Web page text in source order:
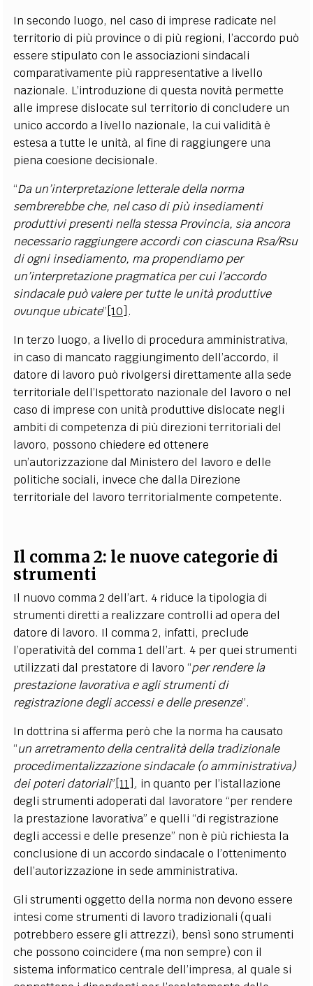
In secondo luogo, nel caso di imprese radicate nel
territorio di più province o di più regioni, l’accordo può
essere stipulato con le associazioni sindacali
comparativamente più rappresentative a livello
nazionale. L’introduzione di questa novità permette
alle imprese dislocate sul territorio di concludere un
unico accordo a livello nazionale, la cui validità è
estesa a tutte le unità, al fine di raggiungere una
piena coesione decisionale.
“Da un’interpretazione letterale della norma
sembrerebbe che, nel caso di più insediamenti
produttivi presenti nella stessa Provincia, sia ancora
necessario raggiungere accordi con ciascuna Rsa/Rsu
di ogni insediamento, ma propendiamo per
un’interpretazione pragmatica per cui l’accordo
sindacale può valere per tutte le unità produttive
ovunque ubicate”[10] .
In terzo luogo, a livello di procedura amministrativa,
in caso di mancato raggiungimento dell’accordo, il
datore di lavoro può rivolgersi direttamente alla sede
territoriale dell’Ispettorato nazionale del lavoro o nel
caso di imprese con unità produttive dislocate negli
ambiti di competenza di più direzioni territoriali del
lavoro, possono chiedere ed ottenere
un’autorizzazione dal Ministero del lavoro e delle
politiche sociali, invece che dalla Direzione
territoriale del lavoro territorialmente competente.
Il comma 2: le nuove categorie di
strumenti
Il nuovo comma 2 dell’art. 4 riduce la tipologia di
strumenti diretti a realizzare controlli ad opera del
datore di lavoro. Il comma 2, infatti, preclude
l’operatività del comma 1 dell’art. 4 per quei strumenti
utilizzati dal prestatore di lavoro “per rendere la
prestazione lavorativa e agli strumenti di
registrazione degli accessi e delle presenze”.
In dottrina si afferma però che la norma ha causato
“un arretramento della centralità della tradizionale
procedimentalizzazione sindacale (o amministrativa)
dei poteri datoriali”[11] , in quanto per l’istallazione
degli strumenti adoperati dal lavoratore “per rendere
la prestazione lavorativa” e quelli “di registrazione
degli accessi e delle presenze” non è più richiesta la
conclusione di un accordo sindacale o l’ottenimento
dell’autorizzazione in sede amministrativa.
Gli strumenti oggetto della norma non devono essere
intesi come strumenti di lavoro tradizionali (quali
potrebbero essere gli attrezzi), bensì sono strumenti
che possono coincidere (ma non sempre) con il
sistema informatico centrale dell’impresa, al quale si